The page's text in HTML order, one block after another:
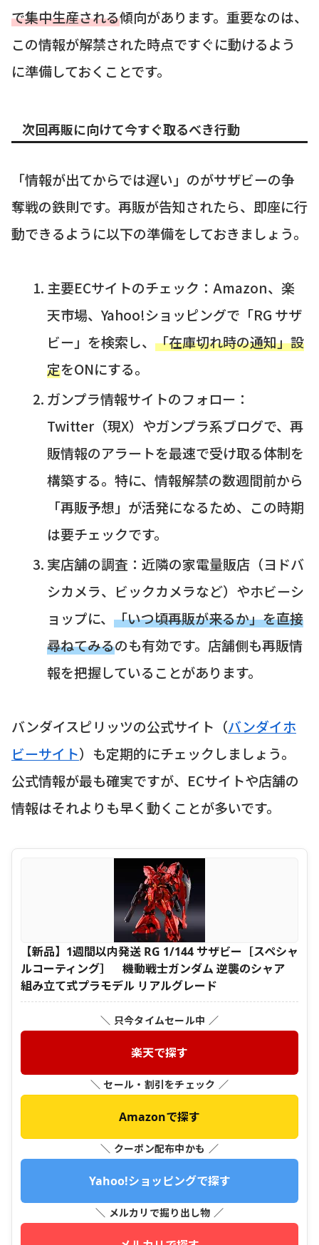
で集中生産される傾向があります。重要なのは、
この情報が解禁された時点ですぐに動けるよう
に準備しておくことです。
次回再販に向けて今すぐ取るべき行動
「情報が出てからでは遅い」のがサザビーの争
奪戦の鉄則です。再販が告知されたら、即座に行
動できるように以下の準備をしておきましょう。
主要ECサイトのチェック： Amazon、楽
天市場、Yahoo!ショッピングで「RG サザ
ビー」を検索し、 「在庫切れ時の通知」設
定をONにする。
ガンプラ情報サイトのフォロー：
Twitter（現X）やガンプラ系ブログで、再
販情報のアラートを最速で受け取る体制を
構築する。特に、情報解禁の数週間前から
「再販予想」が活発になるため、この時期
は要チェックです。
実店舗の調査： 近隣の家電量販店（ヨドバ
シカメラ、ビックカメラなど）やホビーシ
ョップに、 「いつ頃再販が来るか」を直接
尋ねてみるのも有効です。店舗側も再販情
報を把握していることがあります。
バンダイスピリッツの公式サイト（バンダイホ
ビーサイト）も定期的にチェックしましょう。
公式情報が最も確実ですが、ECサイトや店舗の
情報はそれよりも早く動くことが多いです。
【新品】1週間以内発送 RG 1/144 サザビー［スペシャ
ルコーティング］ 機動戦士ガンダム 逆襲のシャア
組み立て式プラモデル リアルグレード
＼ 只今タイムセール中 ／
楽天で探す
＼ セール・割引をチェック ／
Amazonで探す
＼ クーポン配布中かも ／
Yahoo!ショッピングで探す
＼ メルカリで掘り出し物 ／